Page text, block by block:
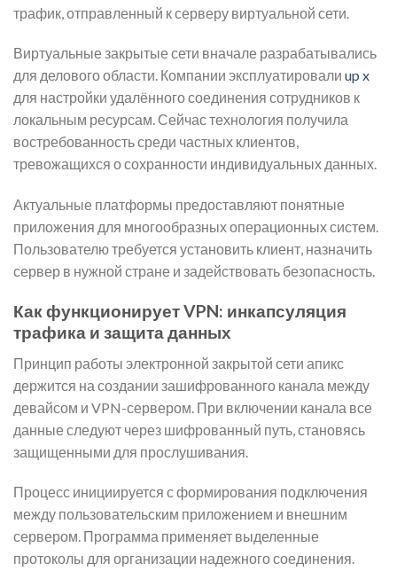
трафик, отправленный к серверу виртуальной сети.
Виртуальные закрытые сети вначале разрабатывались
для делового области. Компании эксплуатировали up x
для настройки удалённого соединения сотрудников к
локальным ресурсам. Сейчас технология получила
востребованность среди частных клиентов,
тревожащихся о сохранности индивидуальных данных.
Актуальные платформы предоставляют понятные
приложения для многообразных операционных систем.
Пользователю требуется установить клиент, назначить
сервер в нужной стране и задействовать безопасность.
Как функционирует VPN: инкапсуляция
трафика и защита данных
Принцип работы электронной закрытой сети апикс
держится на создании зашифрованного канала между
девайсом и VPN-сервером. При включении канала все
данные следуют через шифрованный путь, становясь
защищенными для прослушивания.
Процесс инициируется с формирования подключения
между пользовательским приложением и внешним
сервером. Программа применяет выделенные
протоколы для организации надежного соединения.